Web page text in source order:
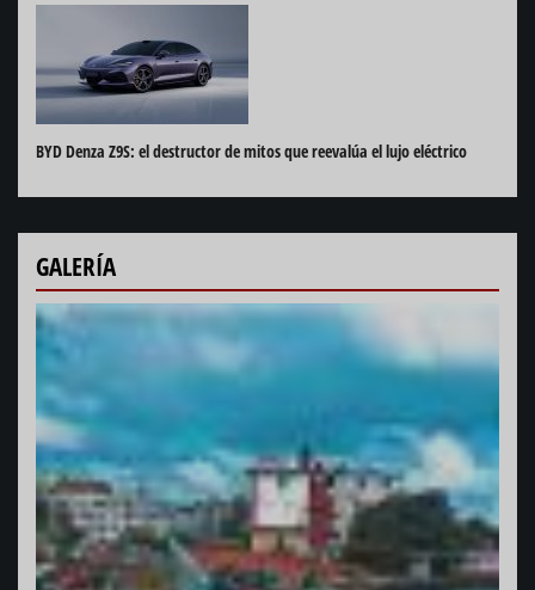
BYD Denza Z9S: el destructor de mitos que reevalúa el lujo eléctrico
GALERÍA